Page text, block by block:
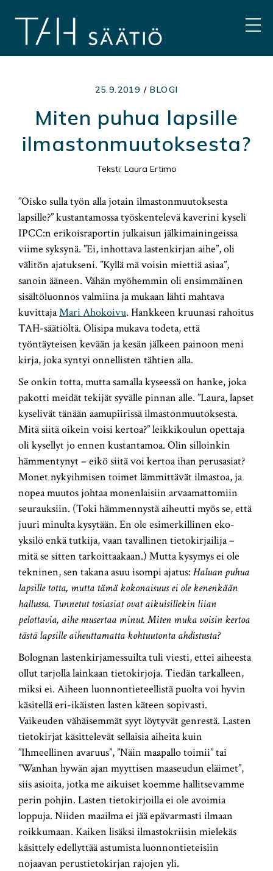
sisältöön
25.9.2019 /BLOGI
Miten puhua lapsille
ilmastonmuutoksesta?
Teksti: Laura Ertimo
”Oisko sulla työn alla jotain ilmastonmuutoksesta
lapsille?” kustantamossa työskentelevä kaverini kyseli
IPCC:n erikoisraportin julkaisun jälkimainingeissa
viime syksynä. ”Ei, inhottava lastenkirjan aihe”, oli
välitön ajatukseni. ”Kyllä mä voisin miettiä asiaa”,
sanoin ääneen. Vähän myöhemmin oli ensimmäinen
sisältöluonnos valmiina ja mukaan lähti mahtava
kuvittajaMari Ahokoivu. Hankkeen kruunasi rahoitus
TAH-säätiöltä. Olisipa mukava todeta, että
työntäyteisen kevään ja kesän jälkeen painoon meni
kirja, joka syntyi onnellisten tähtien alla.
Se onkin totta, mutta samalla kyseessä on hanke, joka
pakotti meidät tekijät syvälle pinnan alle. ”Laura, lapset
kyselivät tänään aamupiirissä ilmastonmuutoksesta.
Mitä siitä oikein voisi kertoa?” leikkikoulun opettaja
oli kysellyt jo ennen kustantamoa. Olin silloinkin
hämmentynyt – eikö siitä voi kertoa ihan perusasiat?
Monet nykyihmisen toimet lämmittävät ilmastoa, ja
nopea muutos johtaa monenlaisiin arvaamattomiin
seurauksiin. (Toki hämmennystä aiheutti myös se, että
juuri minulta kysytään. En ole esimerkillinen eko-
yksilö enkä tutkija, vaan tavallinen tietokirjailija –
mitä se sitten tarkoittaakaan.) Mutta kysymys ei ole
tekninen, sen takana asuu isompi ajatus: Haluan puhua
lapsille totta, mutta tämä kokonaisuus ei ole kenenkään
hallussa. Tunnetut tosiasiat ovat aikuisillekin liian
pelottavia, aihe musertaa minut. Miten muka voisin kertoa
tästä lapsille aiheuttamatta kohtuutonta ahdistusta?
Bolognan lastenkirjamessuilta tuli viesti, ettei aiheesta
ollut tarjolla lainkaan tietokirjoja. Tiedän tarkalleen,
miksi ei. Aiheen luonnontieteellistä puolta voi hyvin
käsitellä eri-ikäisten lasten käteen sopivasti.
Vaikeuden vähäisemmät syyt löytyvät genrestä. Lasten
tietokirjat käsittelevät sellaisia aiheita kuin
”Ihmeellinen avaruus”, ”Näin maapallo toimii” tai
”Wanhan hywän ajan myyttisen maaseudun eläimet”,
siis asioita, jotka me aikuiset koemme hallitsevamme
perin pohjin. Lasten tietokirjoilla ei ole avoimia
loppuja. Niiden maailma ei jää epävarmasti ilmaan
roikkumaan. Kaiken lisäksi ilmastokriisin mielekäs
käsittely edellyttää astumista luonnontieteisiin
nojaavan perustietokirjan rajojen yli.